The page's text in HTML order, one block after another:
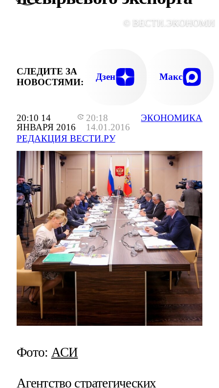
20:10 14
ЯНВАРЯ 2016
20:18
14.01.2016
РЕДАКЦИЯ ВЕСТИ.РУ
ЭКОНОМИКА
©
СЛЕДИТЕ ЗА
НОВОСТЯМИ:
Дзен Макс
Фото: АСИ
Агентство стратегических